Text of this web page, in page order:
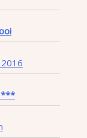
***